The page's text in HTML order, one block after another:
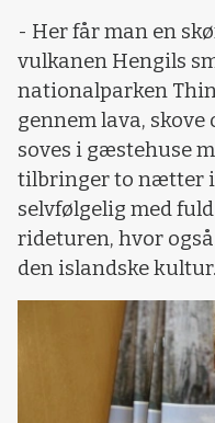
- Her får man en
vulkanen Hengils
nationalparken
gennem lava, skove
soves i gæstehuse
tilbringer to nætter i
selvfølgelig med
rideturen, hvor
den islandske kultur.